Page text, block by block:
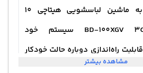
نیم نگاهی به ماشین لباسشویی هیتاچی 10
کیلوگرم BD-100XGV 3CQ سیستم خود
راه‌اندازی دوباره حالت خودکار
مشاهده بیشتر